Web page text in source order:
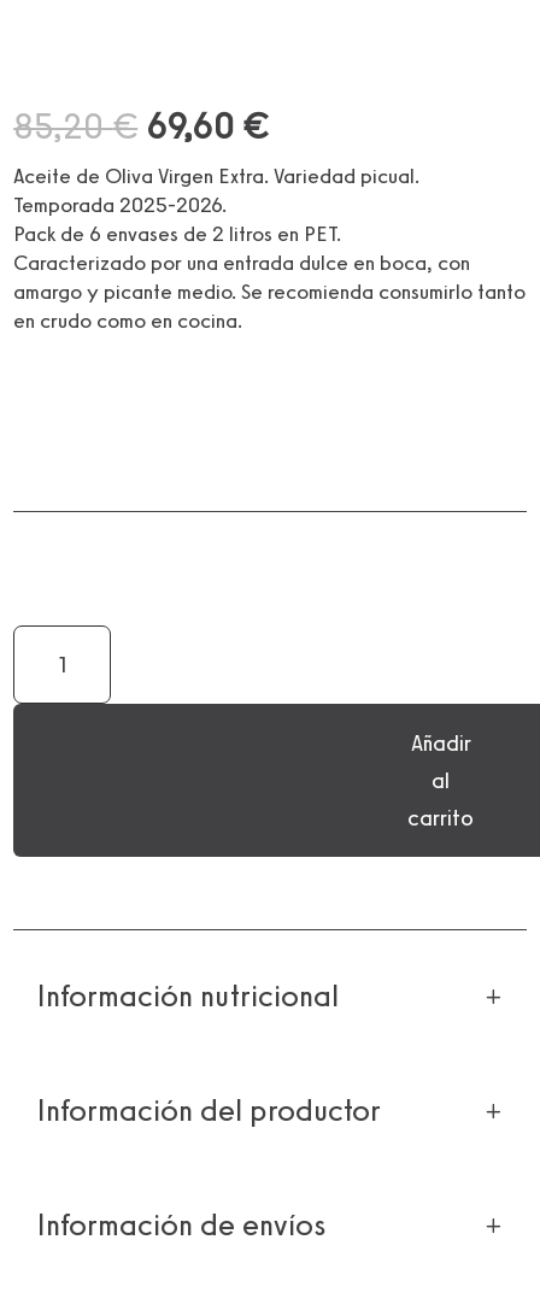
85,20€ El
precio
original
era:
85,20 €.
69,60 €El
actual
69,60 €.
Aceite de Oliva Virgen Extra. Variedad picual.
Temporada 2025-2026.
Pack de 6 envases de 2 litros en PET.
Caracterizado por una entrada dulce en boca, con
amargo y picante medio. Se recomienda consumirlo tanto
en crudo como en cocina.
6X2L
AOVE
COSECHA
Añadir
al
carrito
Información nutricional
Información del productor
Información de envíos